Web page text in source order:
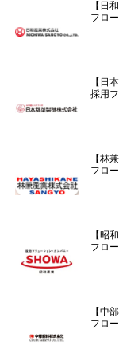
【日
フロ
【日
採用
【林
フロ
【昭
フロ
【中
フロ